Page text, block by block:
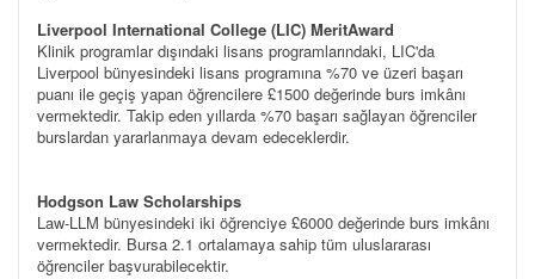
Liverpool International College (LIC) MeritAward
Klinik programlar dışındaki lisans programlarındaki, LIC'da
Liverpool bünyesindeki lisans programına %70 ve üzeri başarı
puanı ile geçiş yapan öğrencilere £1500 değerinde burs imkânı
vermektedir. Takip eden yıllarda %70 başarı sağlayan öğrenciler
burslardan yararlanmaya devam edeceklerdir.
Hodgson Law Scholarships
Law-LLM bünyesindeki iki öğrenciye £6000 değerinde burs imkânı
vermektedir. Bursa 2.1 ortalamaya sahip tüm uluslararası
öğrenciler başvurabilecektir.